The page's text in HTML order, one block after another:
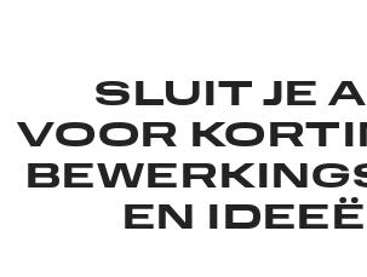
SLUIT JE
VOOR
EN